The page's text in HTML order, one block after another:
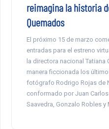
reimagina la historia
Quemados
El próximo 15 de marzo
entradas para el estreno
la directora nacional Tatiana
manera ficcionada los
fotógrafo Rodrigo Rojas de
conformado por Juan
Saavedra, Gonzalo Robles y